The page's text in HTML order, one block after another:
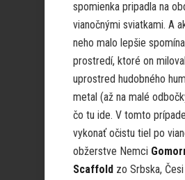
spomienka pripadla na
vianočnými sviatkami. A
neho malo lepšie
prostredí, ktoré on
uprostred hudobného
metal (až na malé
čo tu ide. V tomto
vykonať očistu tiel po
obžerstve Nemci
Scaffold zo Srbska, Česi